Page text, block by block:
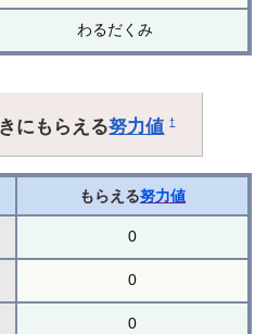
わるだくみ
にもらえる努力値 †
もらえる努力値
0
0
0